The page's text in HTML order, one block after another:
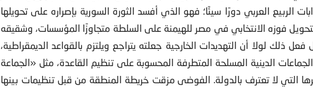
الربيع العربي دورًا سيئًا؛ فهو الذي أفسد الثورة السورية بإصراره على تحويلها
فوزه الانتخابي في مصر للهيمنة على السلطة متجاوزًا المؤسسات، وشقيقه
لولا أن التهديدات الخارجية جعلته يتراجع ويلتزم بالقواعد الديمقراطية،
الدينية المسلحة المتطرفة المحسوبة على تنظيم القاعدة، مثل «الجماعة
التي لا تعترف بالدولة. الفوضى مزقت خريطة المنطقة من قبل تنظيمات بينها